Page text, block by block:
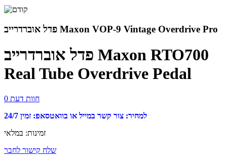
פדל אוברדרייב Maxon VOP-9 Vintage Overdrive Pro
פדל אוברדרייב Maxon RTO700
Real Tube Overdrive Pedal
0 חוות דעת
למחיר: צור קשר במייל או בוואטסאפ: זמין 24/7
זמינות: במלאי
שלח קישור לחבר